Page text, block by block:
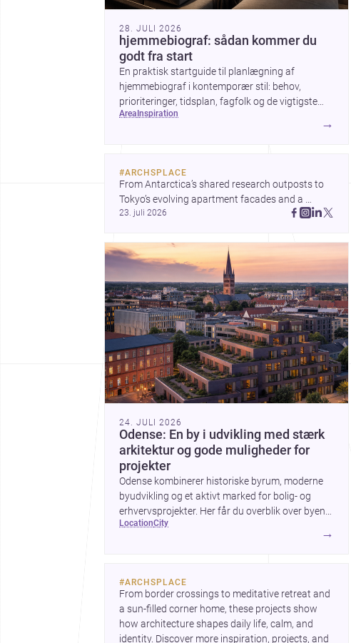
28. JULI 2026
hjemmebiograf: sådan kommer du
godt fra start
En praktisk startguide til planlægning af
hjemmebiograf i kontemporær stil: behov,
prioriteringer, tidsplan, fagfolk og de vigtigste
valg før arbejdet går i gang.
area inspiration
→
#ARCHSPLACE
From Antarctica’s shared research outposts to
Tokyo’s evolving apartment facades and a
terraced home in Amman, these projects show
community. Discover more ideas,
23. juli 2026
24. JULI 2026
Odense: En by i udvikling med stærk
arkitektur og gode muligheder for
projekter
Odense kombinerer historiske byrum, moderne
byudvikling og et aktivt marked for bolig- og
erhvervsprojekter. Her får du overblik over byens
arkitektur, byggemæssige prisniveau og hvorfor
location city
→
#ARCHSPLACE
From border crossings to meditative retreat and
a sun-filled corner home, these projects show
how architecture shapes daily life, calm, and
identity. Discover more inspiration, projects, and